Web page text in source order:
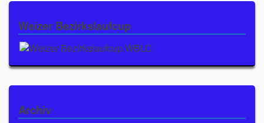
Weizer Bezirkslaufcup
Archiv